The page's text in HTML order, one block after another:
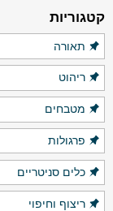
קטגוריות
תאורה
ריהוט
מטבחים
פרגולות
כלים סניטריים
ריצוף וחיפוי